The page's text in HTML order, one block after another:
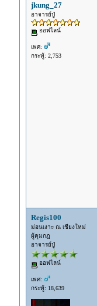
jkung_27
อาจารย์ปู่
ออฟไลน์
เพศ:
กระทู้: 2,753
Regis100
ม่อนเงาะ ณ เชียงใหม่
ผู้คุมกฎ
อาจารย์ปู่
ออฟไลน์
เพศ:
กระทู้: 18,639